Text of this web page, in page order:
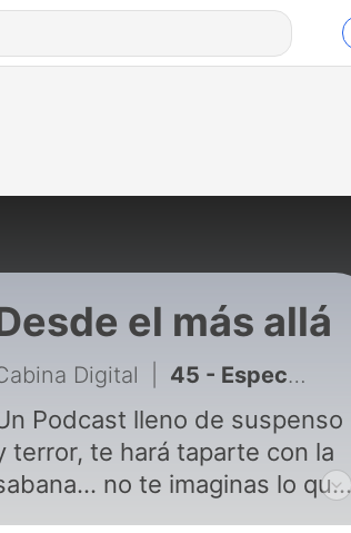
el más allá
Digital 45 - Especial de Halloween / Día de muertos 2021. (Historias de terror.)
Podcast lleno de suspenso
terror, te hará taparte con la
no te imaginas lo que